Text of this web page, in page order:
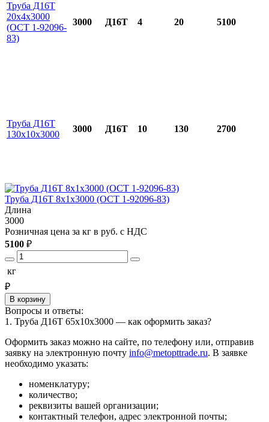
Труба Д16Т
20х4х3000
(ОСТ 1-92096-
83)
3000 Д16Т 4 20
5100
Труба Д16Т
130х10х3000
3000 Д16Т 10 130
2700
Труба Д16Т 8х1х3000 (ОСТ 1-92096-83)
Длина
3000
Розничная цена за кг в руб. с НДС
5100 ₽
кг
₽
В корзину
Вопросы и ответы:
1. Труба Д16Т 65х10х3000 — как оформить заказ?
Оформить заказ можно на сайте, по телефону или, отправив
заявку на электронную почту info@metopttrade.ru. В заявке
необходимо указать:
номенклатуру;
количество;
реквизиты вашей организации;
контактный телефон, адрес электронной почты;